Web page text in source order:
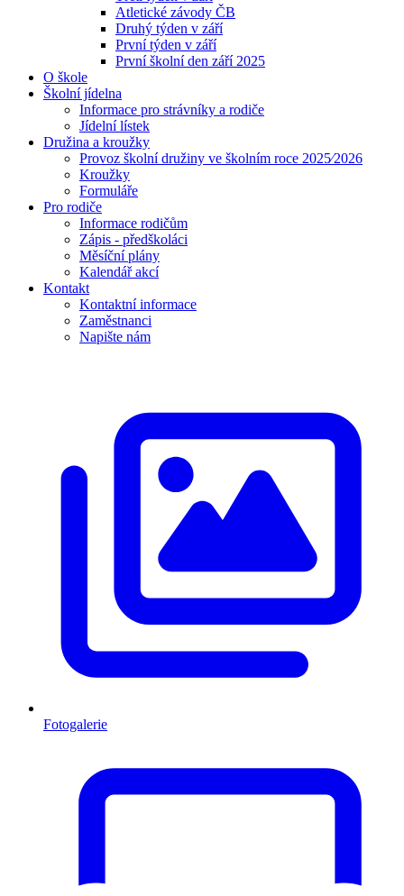
Atletické závody ČB
Druhý týden v září
První týden v září
První školní den září 2025
O škole
Školní jídelna
Informace pro strávníky a rodiče
Jídelní lístek
Družina a kroužky
Provoz školní družiny ve školním roce 2025⁄2026
Kroužky
Formuláře
Pro rodiče
Informace rodičům
Zápis - předškoláci
Měsíční plány
Kalendář akcí
Kontakt
Kontaktní informace
Zaměstnanci
Napište nám
Fotogalerie